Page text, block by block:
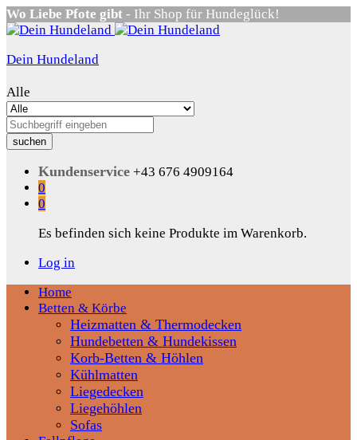
Wo Liebe Pfote gibt - Ihr Shop für Hundeglück!
Dein Hundeland
Alle
suchen
Kundenservice +43 676 4909164
0
0
Es befinden sich keine Produkte im Warenkorb.
Log in
Home
Betten & Körbe
Heizmatten & Thermodecken
Hundebetten & Hundekissen
Korb-Betten & Höhlen
Kühlmatten
Liegedecken
Liegehöhlen
Sofas